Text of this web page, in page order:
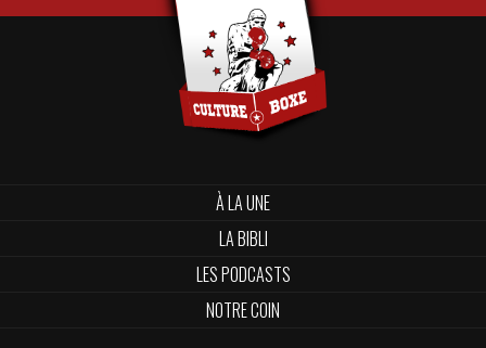
À LA UNE
LA BIBLI
LES PODCASTS
NOTRE COIN